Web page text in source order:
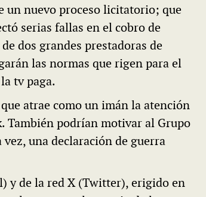
un nuevo proceso licitatorio; que
serias fallas en el cobro de
dos grandes prestadoras de
las normas que rigen para el
tv paga.
atrae como un imán la atención
También podrían motivar al Grupo
una declaración de guerra
y de la red X (Twitter), erigido en